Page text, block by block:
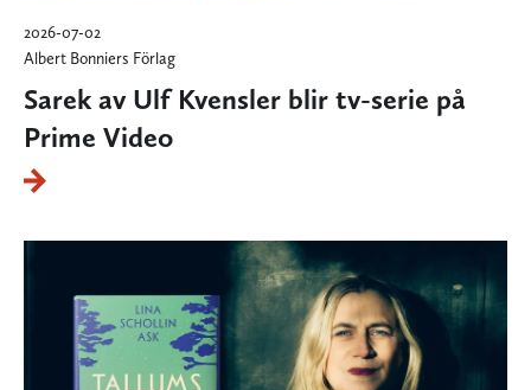
2026-07-02
Albert Bonniers Förlag
Sarek av Ulf Kvensler blir tv-serie på
Prime Video